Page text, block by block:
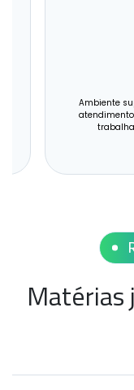
Ambiente
atendimento
Matérias